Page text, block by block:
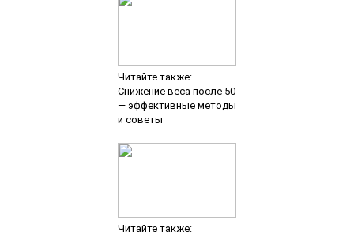
Читайте также:
Снижение веса после 50
— эффективные методы
и советы
Читайте также: